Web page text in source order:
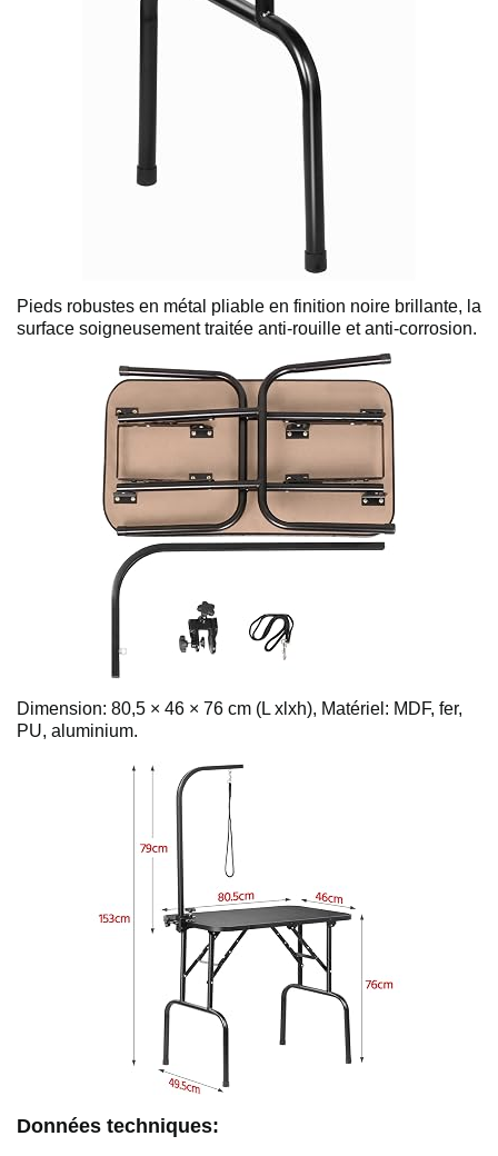
Pieds robustes en métal pliable en finition noire brillante, la
surface soigneusement traitée anti-rouille et anti-corrosion.
Dimension: 80,5 × 46 × 76 cm (L xlxh), Matériel: MDF, fer,
PU, aluminium.
Données techniques: